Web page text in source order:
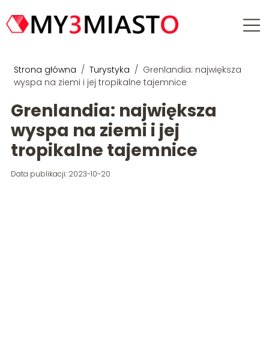
Strona główna / Turystyka / Grenlandia: największa
wyspa na ziemi i jej tropikalne tajemnice
Grenlandia: największa
wyspa na ziemi i jej
tropikalne tajemnice
Data publikacji: 2023-10-20